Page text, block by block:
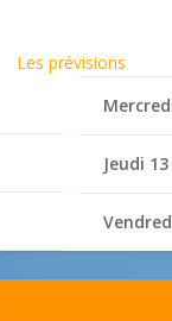
Les prévisions
Jeudi 13